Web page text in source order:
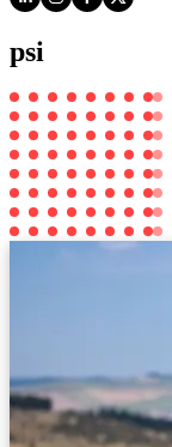
psi